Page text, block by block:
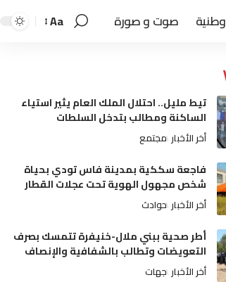
وطنية صوت و صورة Aa
تيط مليل.. احتلال الملك العام يثير استياء
الساكنة ومطالب بتدخل السلطات
أخر الأخبار مجتمع
فاجعة سككية بمدينة فاس تودي بحياة
شخص مجهول الهوية تحت عجلات القطار
أخر الأخبار حوادث
أطر صحية ببني ملال-خنيفرة تتمسك بصرف
التعويضات وتطالب بالشفافية والإنصاف
أخر الأخبار جهات